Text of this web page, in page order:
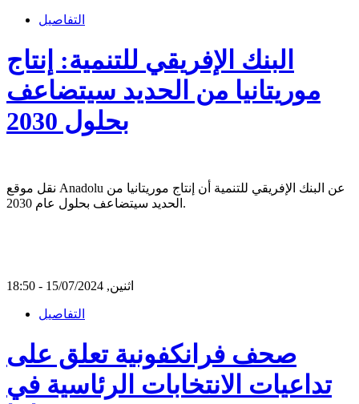
التفاصيل
البنك الإفريقي للتنمية: إنتاج
موريتانيا من الحديد سيتضاعف
بحلول 2030
نقل موقع Anadolu عن البنك الإفريقي للتنمية أن إنتاج موريتانيا من
الحديد سيتضاعف بحلول عام 2030.
اثنين, 15/07/2024 - 18:50
التفاصيل
صحف فرانكفونية تعلق على
تداعيات الانتخابات الرئاسية في